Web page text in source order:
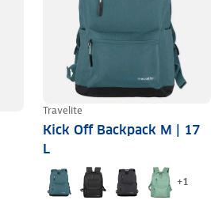
Travelite
Kick Off Backpack M | 17
L
+1